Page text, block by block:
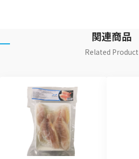
関連商品
Related Product